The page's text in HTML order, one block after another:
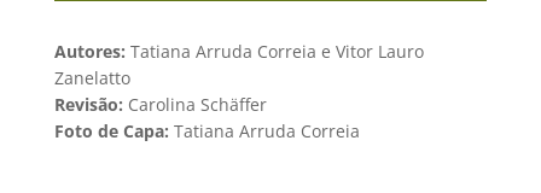
Autores: Tatiana Arruda Correia e Vitor Lauro
Zanelatto
Revisão: Carolina Schäffer
Foto de Capa: Tatiana Arruda Correia